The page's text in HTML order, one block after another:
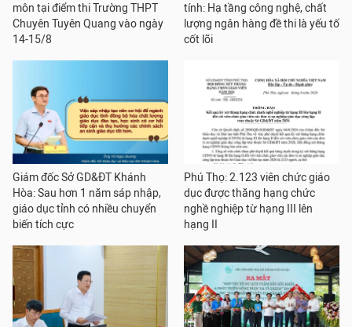
môn tại điểm thi Trường THPT
Chuyên Tuyên Quang vào ngày
14-15/8
tính: Hạ tầng công nghệ, chất
lượng ngân hàng đề thi là yếu tố
cốt lõi
Giám đốc Sở GD&ĐT Khánh
Hòa: Sau hơn 1 năm sáp nhập,
giáo dục tỉnh có nhiều chuyển
biến tích cực
Phú Thọ: 2.123 viên chức giáo
dục được thăng hạng chức
nghề nghiệp từ hạng III lên
hạng II